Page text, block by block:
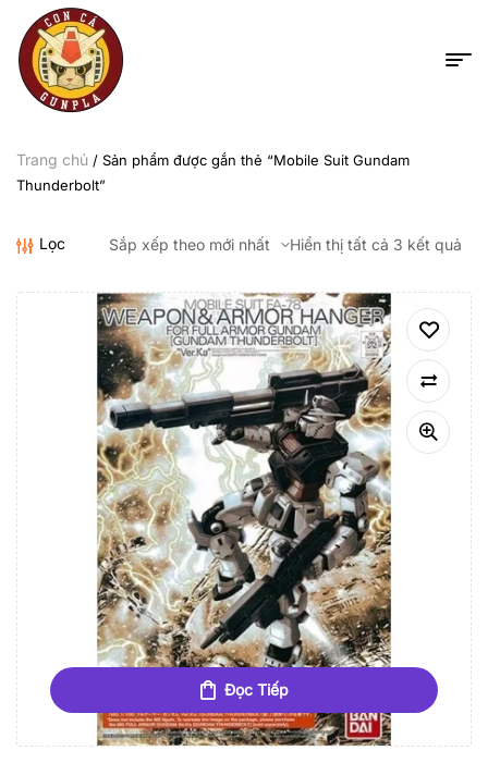
Trang chủ / Sản phẩm được gắn thẻ “Mobile Suit Gundam
Thunderbolt”
Lọc Hiển thị tất cả 3 kết quả
Đọc Tiếp